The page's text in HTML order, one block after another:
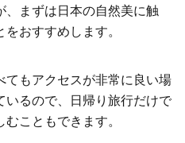
、まずは日本の自然美に触
おすすめします。
てもアクセスが非常に良い場
るので、日帰り旅行だけで
こともできます。